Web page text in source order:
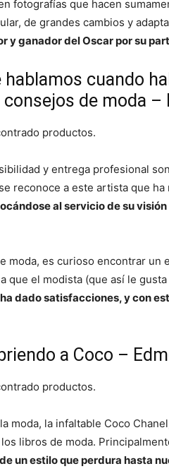
fotografías que hacen
de grandes cambios y
y ganador del Oscar por su
hablamos cuando
de moda –
productos.
y entrega profesional
reconoce a este artista que
al servicio de su
moda, es curioso encontrar un
que el modista (que así le
dado satisfacciones, y con
a Coco –
productos.
moda, la infaltable Coco
libros de moda.
un estilo que perdura hasta